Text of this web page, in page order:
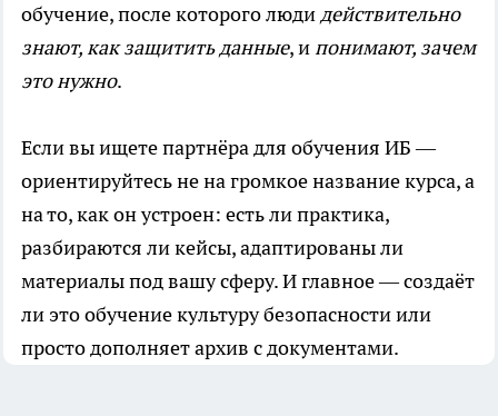
обучение, после которого людидействительно
знают, как защитить данные, ипонимают, зачем
это нужно.
Если вы ищете партнёра для обучения ИБ —
ориентируйтесь не на громкое название курса, а
на то, как он устроен: есть ли практика,
разбираются ли кейсы, адаптированы ли
материалы под вашу сферу. И главное — создаёт
ли это обучение культуру безопасности или
просто дополняет архив с документами.